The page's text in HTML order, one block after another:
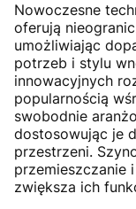
Nowoczesne
oferują
umożliwiając
potrzeb i stylu
innowacyjnych
popularnością
swobodnie
dostosowując je
przestrzeni.
przemieszczanie
zwiększa ich